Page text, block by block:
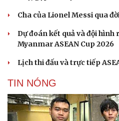
Cha của Lionel Messi qua
Dự đoán kết quả và đội hình
Myanmar ASEAN Cup 2026
Lịch thi đấu và trực tiếp
TIN NÓNG